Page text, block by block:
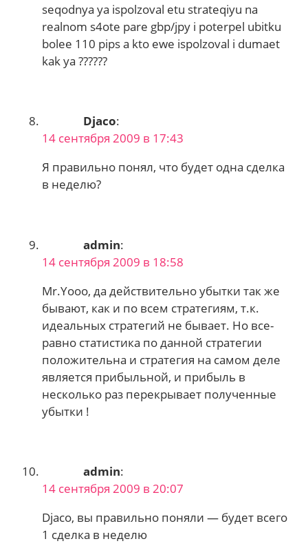
seqodnya ya ispolzoval etu strateqiyu na
realnom s4ote pare gbp/jpy i poterpel ubitku
bolee 110 pips a kto ewe ispolzoval i dumaet
kak ya ??????
Djaco:
14 сентября 2009 в 17:43
Я правильно понял, что будет одна сделка
в неделю?
admin:
14 сентября 2009 в 18:58
Mr.Yooo, да действительно убытки так же
бывают, как и по всем стратегиям, т.к.
идеальных стратегий не бывает. Но все-
равно статистика по данной стратегии
положительна и стратегия на самом деле
является прибыльной, и прибыль в
несколько раз перекрывает полученные
убытки !
admin:
14 сентября 2009 в 20:07
Djaco, вы правильно поняли — будет всего
1 сделка в неделю